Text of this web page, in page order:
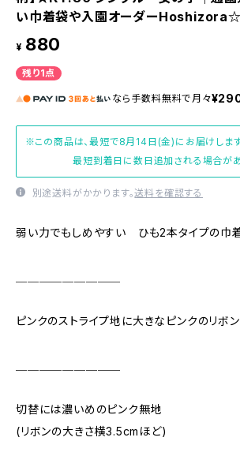
い巾着袋や入園オーダーHoshizora☆
¥ 880
残り1点
なら 手数料無料で 月々
※この商品は、最短で8月14日(金)にお届けします
最短到着日に数日追加される場合があ
別途送料がかかります。送料を確認する
弱い力でもしめやすい ひも2本タイプの巾
ピンクのストライプ地に大きなピンクのリボン
切替には濃いめのピンク無地
(リボンの大きさ横3.5cmほど)